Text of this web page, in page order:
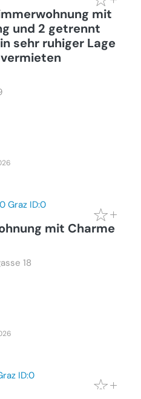
mit
und 2 getrennt
sehr ruhiger Lage
mit Charme
18